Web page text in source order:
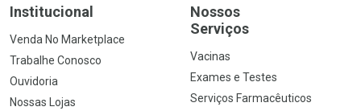
Institucional
Venda No Marketplace
Trabalhe Conosco
Ouvidoria
Nossas Lojas
Nossos
Serviços
Vacinas
Exames e Testes
Serviços Farmacêuticos